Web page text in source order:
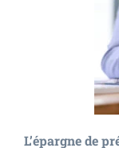
L’épargne de